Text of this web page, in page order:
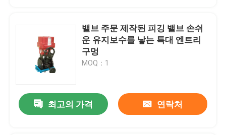
동영상
우리에 대하여
밸브 주문 제작된 피깅 밸브 손쉬
운 유지보수를 낳는 특대 엔트리
구멍
MOQ：1
최고의 가격 연락처